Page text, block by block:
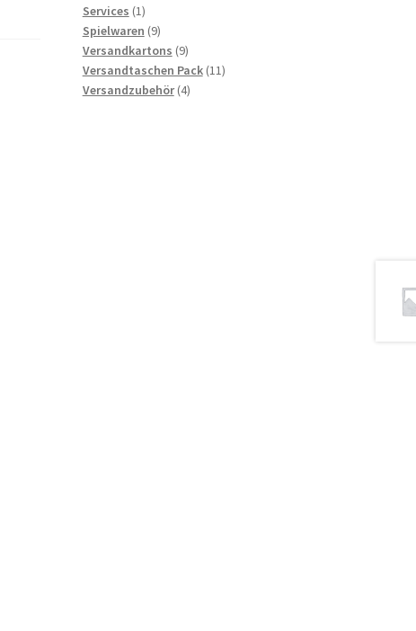
Services 11
product
Spielwaren 99
products
Versandkartons 99
products
Versandtaschen Pack 1111
Versandzubehör 44